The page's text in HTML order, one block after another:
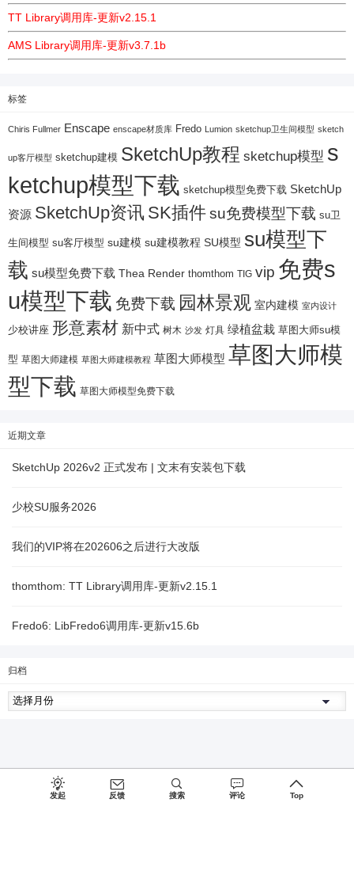
TT Library调用库-更新v2.15.1
AMS Library调用库-更新v3.7.1b
标签
Chiris Fullmer Enscape enscape材质库 Fredo Lumion sketchup卫生间模型 sketch
up客厅模型 sketchup建模 SketchUp教程 sketchup模型 s
ketchup模型下载 sketchup模型免费下载 SketchUp
资源 SketchUp资讯 SK插件su免费模型下载 su卫
生间模型 su客厅模型 su建模 su建模教程 SU模型 su模型下
载 su模型免费下载 Thea Render thomthom TIG vip 免费s
u模型下载 免费下载 园林景观 室内建模 室内设计
少校讲座 形意素材 新中式 树木 沙发 灯具 绿植盆栽 草图大师su模
型 草图大师建模 草图大师建模教程 草图大师模型 草图大师模
型下载 草图大师模型免费下载
近期文章
SketchUp 2026v2 正式发布 | 文末有安装包下载
少校SU服务2026
我们的VIP将在202606之后进行大改版
thomthom: TT Library调用库-更新v2.15.1
Fredo6: LibFredo6调用库-更新v15.6b
归档
发起 反馈 搜索 评论 Top